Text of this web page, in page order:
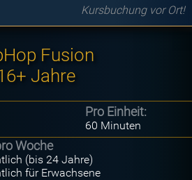
Kursbuchung vor Ort!
Fusion
Jahre
Pro Einheit:
60 Minuten
Woche
(bis 24 Jahre)
für Erwachsene